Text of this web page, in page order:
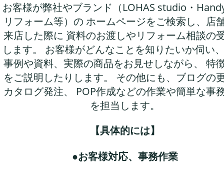
お客様が弊社やブランド（LOHAS studio・
リフォーム等）の ホームページをご検索し、店
来店した際に 資料のお渡しやリフォーム相談の
します。 お客様がどんなことを知りたいか伺い
事例や資料、実際の商品をお見せしながら、 特
をご説明したりします。 その他にも、ブログの
カタログ発注、 POP作成などの作業や簡単な事
を担当します。
【具体的には】
●お客様対応、事務作業